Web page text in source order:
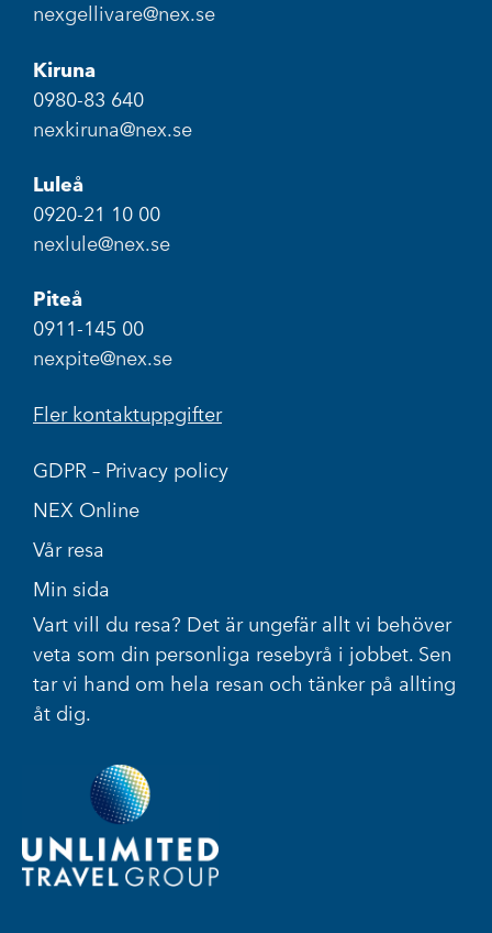
nexgellivare@nex.se
Kiruna
0980-83 640
nexkiruna@nex.se
Luleå
0920-21 10 00
nexlule@nex.se
Piteå
0911-145 00
nexpite@nex.se
Fler kontaktuppgifter
GDPR – Privacy policy
NEX Online
Vår resa
Min sida
Vart vill du resa? Det är ungefär allt vi behöver
veta som din personliga resebyrå i jobbet. Sen
tar vi hand om hela resan och tänker på allting
åt dig.